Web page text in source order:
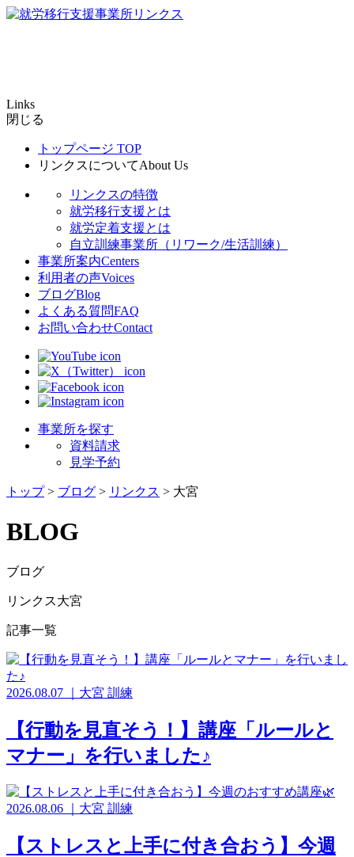
Links
閉じる
トップページ TOP
リンクスについてAbout Us
リンクスの特徴
就労移行支援とは
就労定着支援とは
自立訓練事業所（リワーク/生活訓練）
事業所案内Centers
利用者の声Voices
ブログBlog
よくある質問FAQ
お問い合わせContact
事業所を探す
資料請求
見学予約
トップ> ブログ > リンクス > 大宮
BLOG
ブログ
リンクス大宮
記事一覧
2026.08.07 大宮 訓練
【行動を見直そう！】講座「ルールと
マナー」を行いました♪
2026.08.06 大宮 訓練
【ストレスと上手に付き合おう】今週